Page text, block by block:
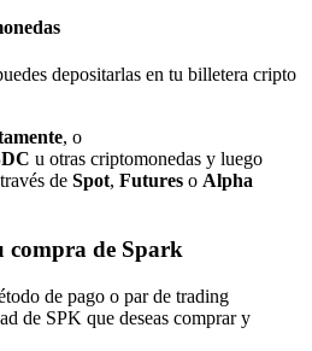
recompensas en efectivo
depositarlas en tu billetera cripto
, o
u otras criptomonedas y luego
de Spot, Futures o Alpha
compra de Spark
de pago o par de trading
de SPK que deseas comprar y